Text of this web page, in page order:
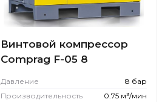
Винтовой компрессор
Comprag F-05 8
Давление
8 бар
Производительность
0.75 м³/мин